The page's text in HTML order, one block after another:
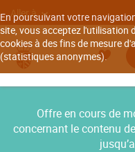
En poursuivant votre
site, vous acceptez l'utilisation
cookies à des fins de mesure
(statistiques anonymes).
Aller à
Offre en cours de
concernant le contenu